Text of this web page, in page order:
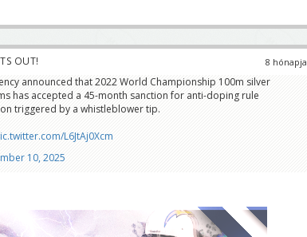
8 hónapja
OUT!
announced that 2022 World Championship 100m silver
has accepted a 45-month sanction for anti-doping rule
triggered by a whistleblower tip.
L6JtAj0Xcm
10, 2025